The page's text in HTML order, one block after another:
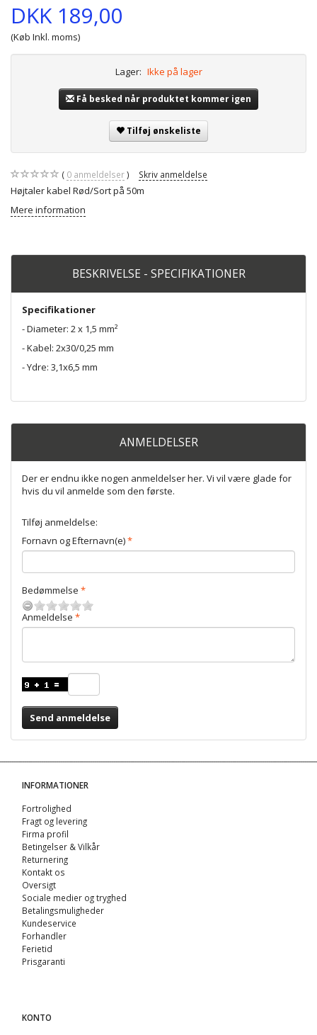
DKK 189,00
(Køb Inkl. moms)
Lager: Ikke på lager
Få besked når produktet kommer igen
Tilføj ønskeliste
0 anmeldelser Skriv anmeldelse
Højtaler kabel Rød/Sort på 50m
Mere information
BESKRIVELSE - SPECIFIKATIONER
Specifikationer
- Diameter: 2 x 1,5 mm²
- Kabel: 2x30/0,25 mm
- Ydre: 3,1x6,5 mm
ANMELDELSER
Der er endnu ikke nogen anmeldelser her. Vi vil være glade for
hvis du vil anmelde som den første.
Tilføj anmeldelse:
Fornavn og Efternavn(e)
Bedømmelse
Anmeldelse
Send anmeldelse
INFORMATIONER
Fortrolighed
Fragt og levering
Firma profil
Betingelser & Vilkår
Returnering
Kontakt os
Oversigt
Sociale medier og tryghed
Betalingsmuligheder
Kundeservice
Forhandler
Ferietid
Prisgaranti
KONTO